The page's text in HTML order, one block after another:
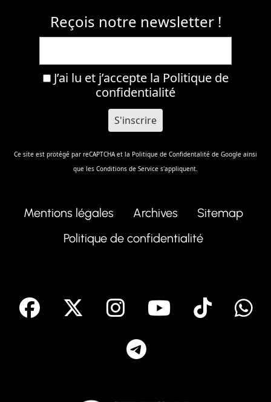
Reçois notre newsletter !
J’ai lu et j’accepte la Politique de
confidentialité
Ce site est protégé par reCAPTCHA et la Politique de Confidentalité de Google ainsi
que les Conditions de Service s'appliquent.
Mentions légales Archives
Sitemap
Politique de confidentialité
facebook Instagram
Youtube
Tik